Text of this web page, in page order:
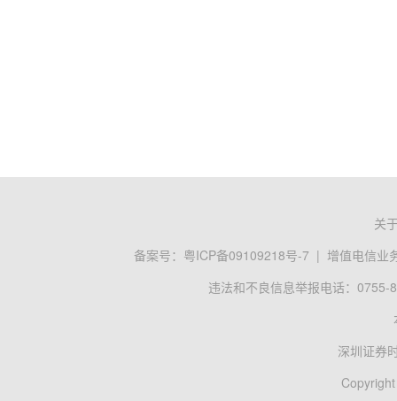
关
备案号： 粤ICP备09109218号-7 | 增值电信业
违法和不良信息举报电话：0755-
深圳证券